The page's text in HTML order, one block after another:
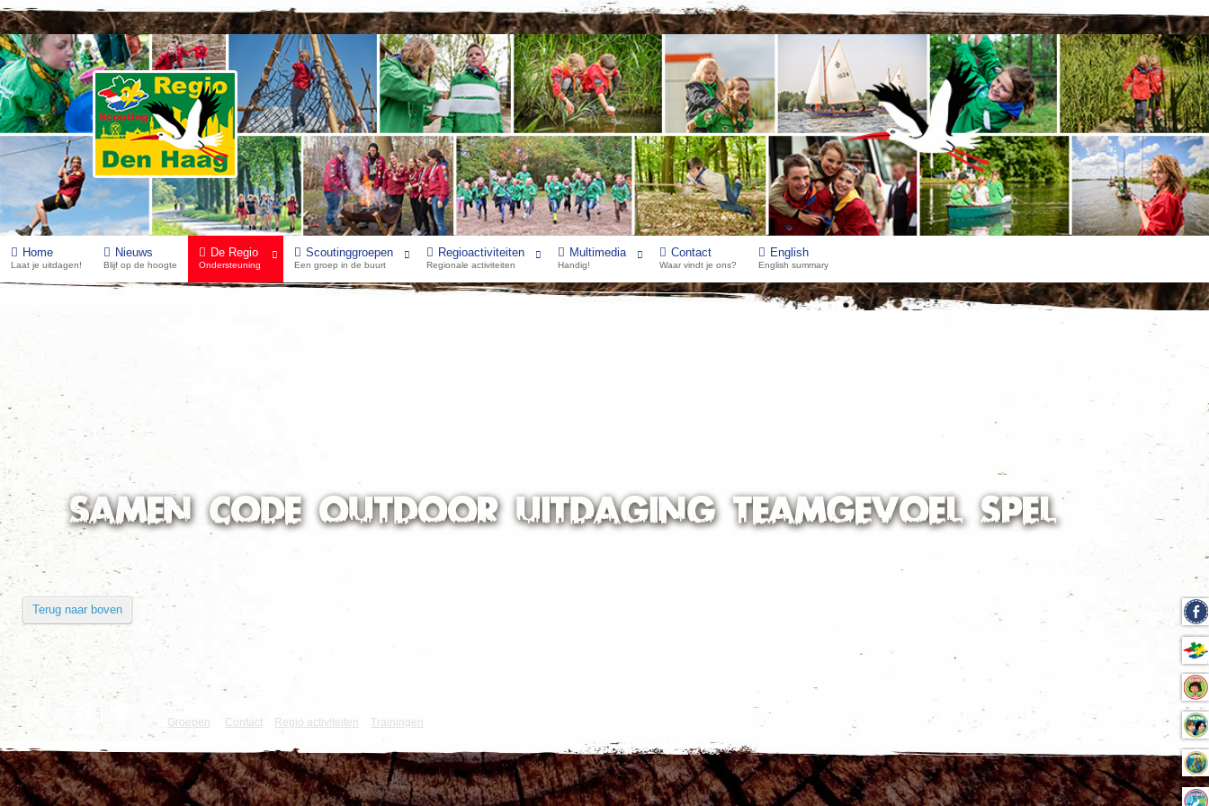
Home
Laat je uitdagen!
Nieuws
Blijf op de hoogte
De Regio
Ondersteuning
Scoutinggroepen
Een groep in de buurt
Regioactiviteiten
Regionale activiteiten
Multimedia
Handig!
Contact
Waar vindt je ons?
English
English summary
Terug naar boven
Dit is de officiële website van de vereniging Scouting Regio Den Haag. Copyright © 2026 Scouting Nederland.
Groepen
Contact Regio activiteiten Trainingen